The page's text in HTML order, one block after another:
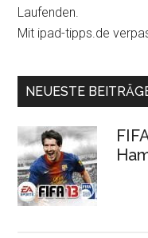
Laufenden.
Mit ipad-tipps.de
NEUESTE